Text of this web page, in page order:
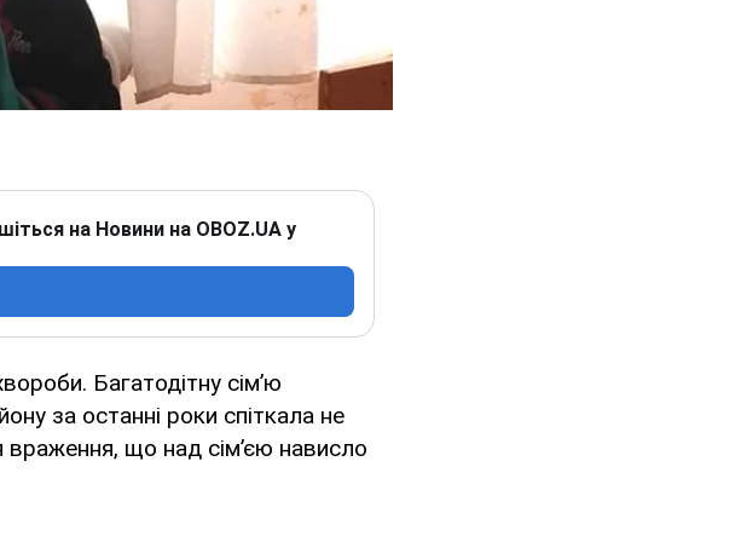
на Новини на OBOZ.UA у
Багатодітну сім’ю
за останні роки спіткала не
враження, що над сім’єю нависло